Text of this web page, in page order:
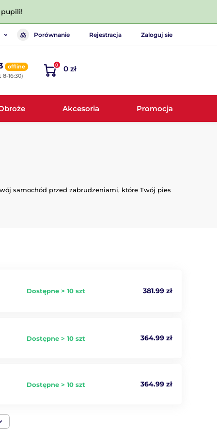
Porównanie Rejestracja Zaloguj sie
offline
8-16:30)
0 0 zł
Akcesoria Promocja
samochód przed zabrudzeniami, które Twój pies
Dostępne > 10 szt 381.99 zł
Dostępne > 10 szt 364.99 zł
Dostępne > 10 szt 364.99 zł